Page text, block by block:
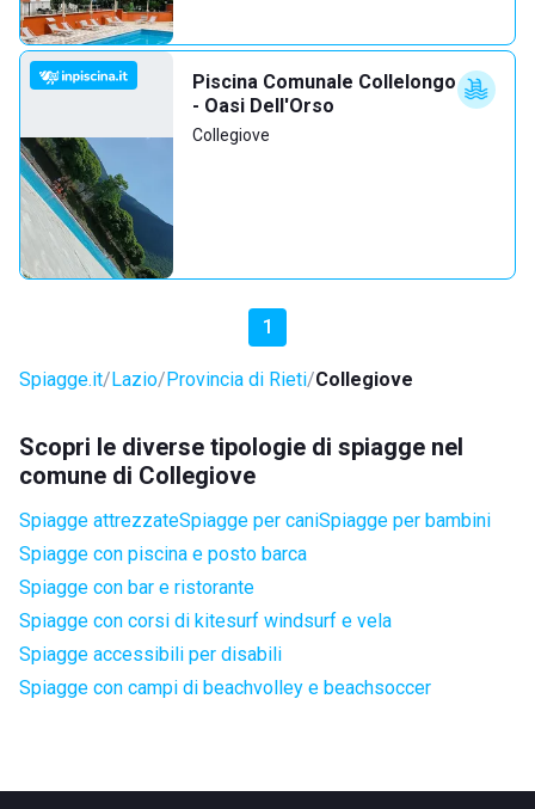
Piscina Comunale Collelongo
- Oasi Dell'Orso
Collegiove
1
Spiagge.it Lazio Provincia di Rieti Collegiove
Scopri le diverse tipologie di spiagge nel
comune di Collegiove
Spiagge attrezzateSpiagge per caniSpiagge per bambini
Spiagge con piscina e posto barca
Spiagge con bar e ristorante
Spiagge con corsi di kitesurf windsurf e vela
Spiagge accessibili per disabili
Spiagge con campi di beachvolley e beachsoccer